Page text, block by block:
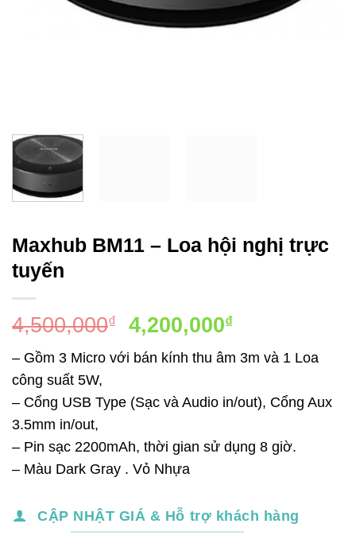
Maxhub BM11 – Loa hội nghị trực
tuyến
4,500,000₫
Giá
gốc
là:
4,200,000₫Giá
hiện
tại
4,200,000₫.
– Gồm 3 Micro với bán kính thu âm 3m và 1 Loa
công suất 5W,
– Cổng USB Type (Sạc và Audio in/out), Cổng Aux
3.5mm in/out,
– Pin sạc 2200mAh, thời gian sử dụng 8 giờ.
– Màu Dark Gray . Vỏ Nhựa
CẬP NHẬT GIÁ & Hỗ trợ khách hàng